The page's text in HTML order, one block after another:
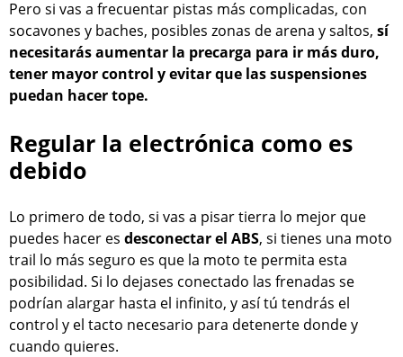
Pero si vas a frecuentar pistas más complicadas, con
socavones y baches, posibles zonas de arena y saltos, sí
necesitarás aumentar la precarga para ir más duro,
tener mayor control y evitar que las suspensiones
puedan hacer tope.
Regular la electrónica como es
debido
Lo primero de todo, si vas a pisar tierra lo mejor que
puedes hacer es desconectar el ABS, si tienes una moto
trail lo más seguro es que la moto te permita esta
posibilidad. Si lo dejases conectado las frenadas se
podrían alargar hasta el infinito, y así tú tendrás el
control y el tacto necesario para detenerte donde y
cuando quieres.